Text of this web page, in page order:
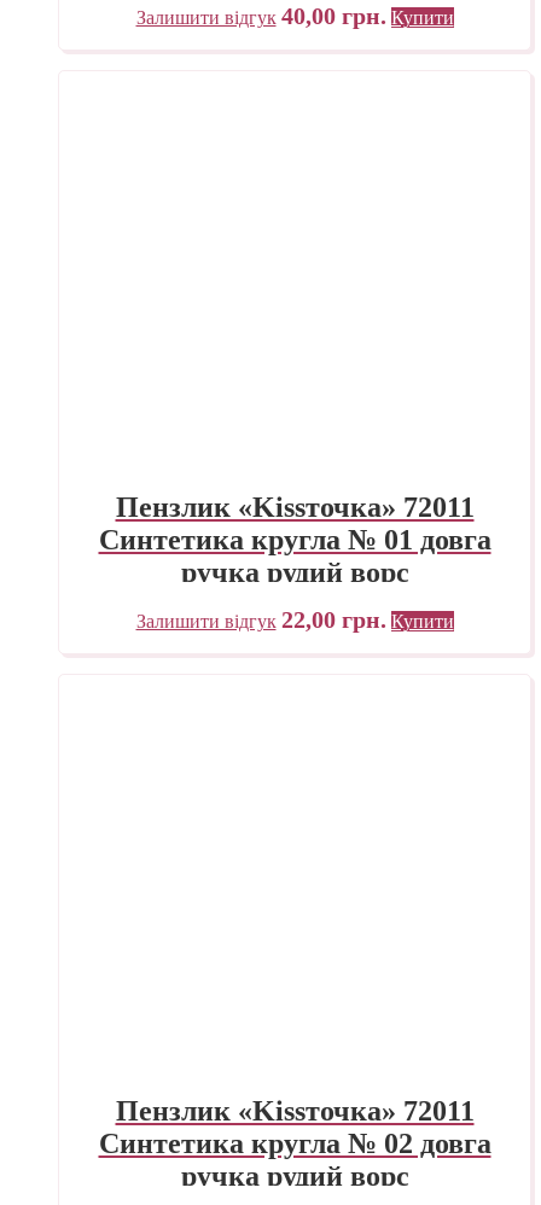
Залишити відгук 40,00 грн. Купити
Пензлик «Kissточка» 72011
Синтетика кругла № 01 довга
ручка рудий ворс
Залишити відгук 22,00 грн. Купити
Пензлик «Kissточка» 72011
Синтетика кругла № 02 довга
ручка рудий ворс